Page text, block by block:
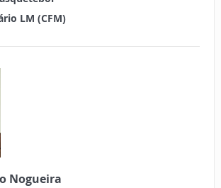
LM (CFM)
Nogueira